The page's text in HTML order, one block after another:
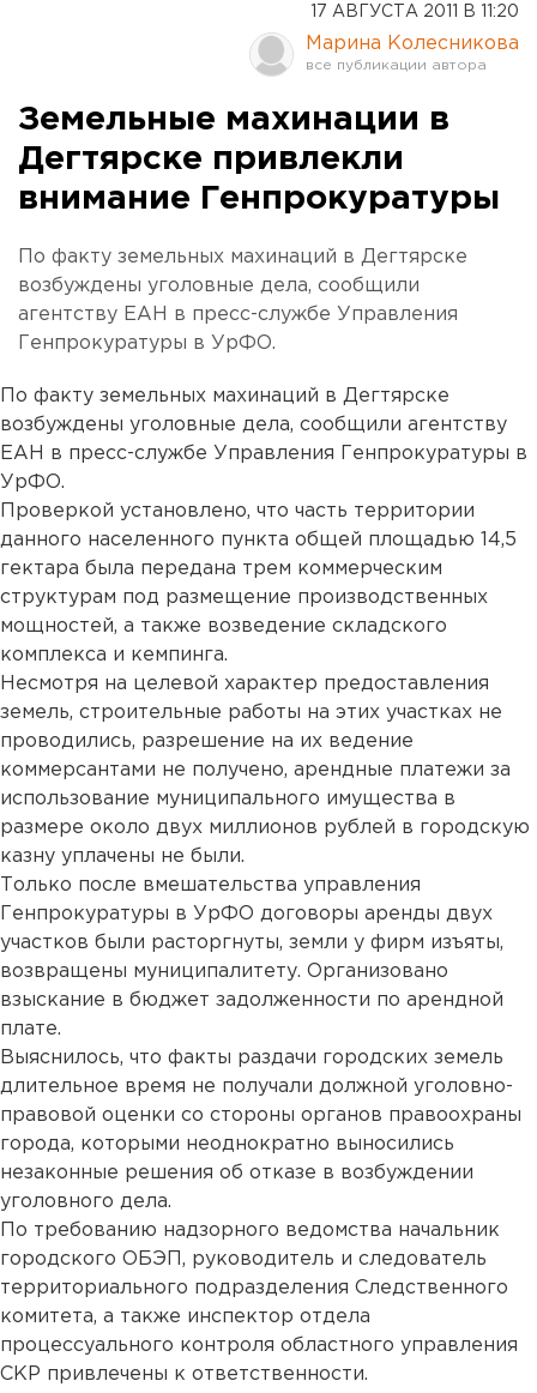
17 АВГУСТА 2011 В 11:20
Марина Колесникова
Земельные махинации в
Дегтярске привлекли
внимание Генпрокуратуры
По факту земельных махинаций в Дегтярске
возбуждены уголовные дела, сообщили
агентству ЕАН в пресс-службе Управления
Генпрокуратуры в УрФО.
По факту земельных махинаций в Дегтярске
возбуждены уголовные дела, сообщили агентству
ЕАН в пресс-службе Управления Генпрокуратуры в
УрФО.
Проверкой установлено, что часть территории
данного населенного пункта общей площадью 14,5
гектара была передана трем коммерческим
структурам под размещение производственных
мощностей, а также возведение складского
комплекса и кемпинга.
Несмотря на целевой характер предоставления
земель, строительные работы на этих участках не
проводились, разрешение на их ведение
коммерсантами не получено, арендные платежи за
использование муниципального имущества в
размере около двух миллионов рублей в городскую
казну уплачены не были.
Только после вмешательства управления
Генпрокуратуры в УрФО договоры аренды двух
участков были расторгнуты, земли у фирм изъяты,
возвращены муниципалитету. Организовано
взыскание в бюджет задолженности по арендной
плате.
Выяснилось, что факты раздачи городских земель
длительное время не получали должной уголовно-
правовой оценки со стороны органов правоохраны
города, которыми неоднократно выносились
незаконные решения об отказе в возбуждении
уголовного дела.
По требованию надзорного ведомства начальник
городского ОБЭП, руководитель и следователь
территориального подразделения Следственного
комитета, а также инспектор отдела
процессуального контроля областного управления
СКР привлечены к ответственности.